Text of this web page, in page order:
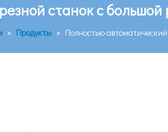
станок с большой
» Продукты » Полностью